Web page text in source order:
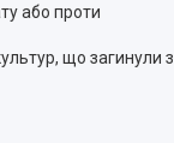
або проти
що загинули з